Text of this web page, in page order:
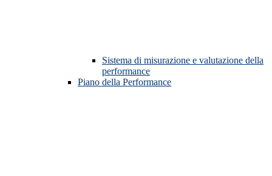
Sistema di misurazione e valutazione della
performance
Piano della Performance